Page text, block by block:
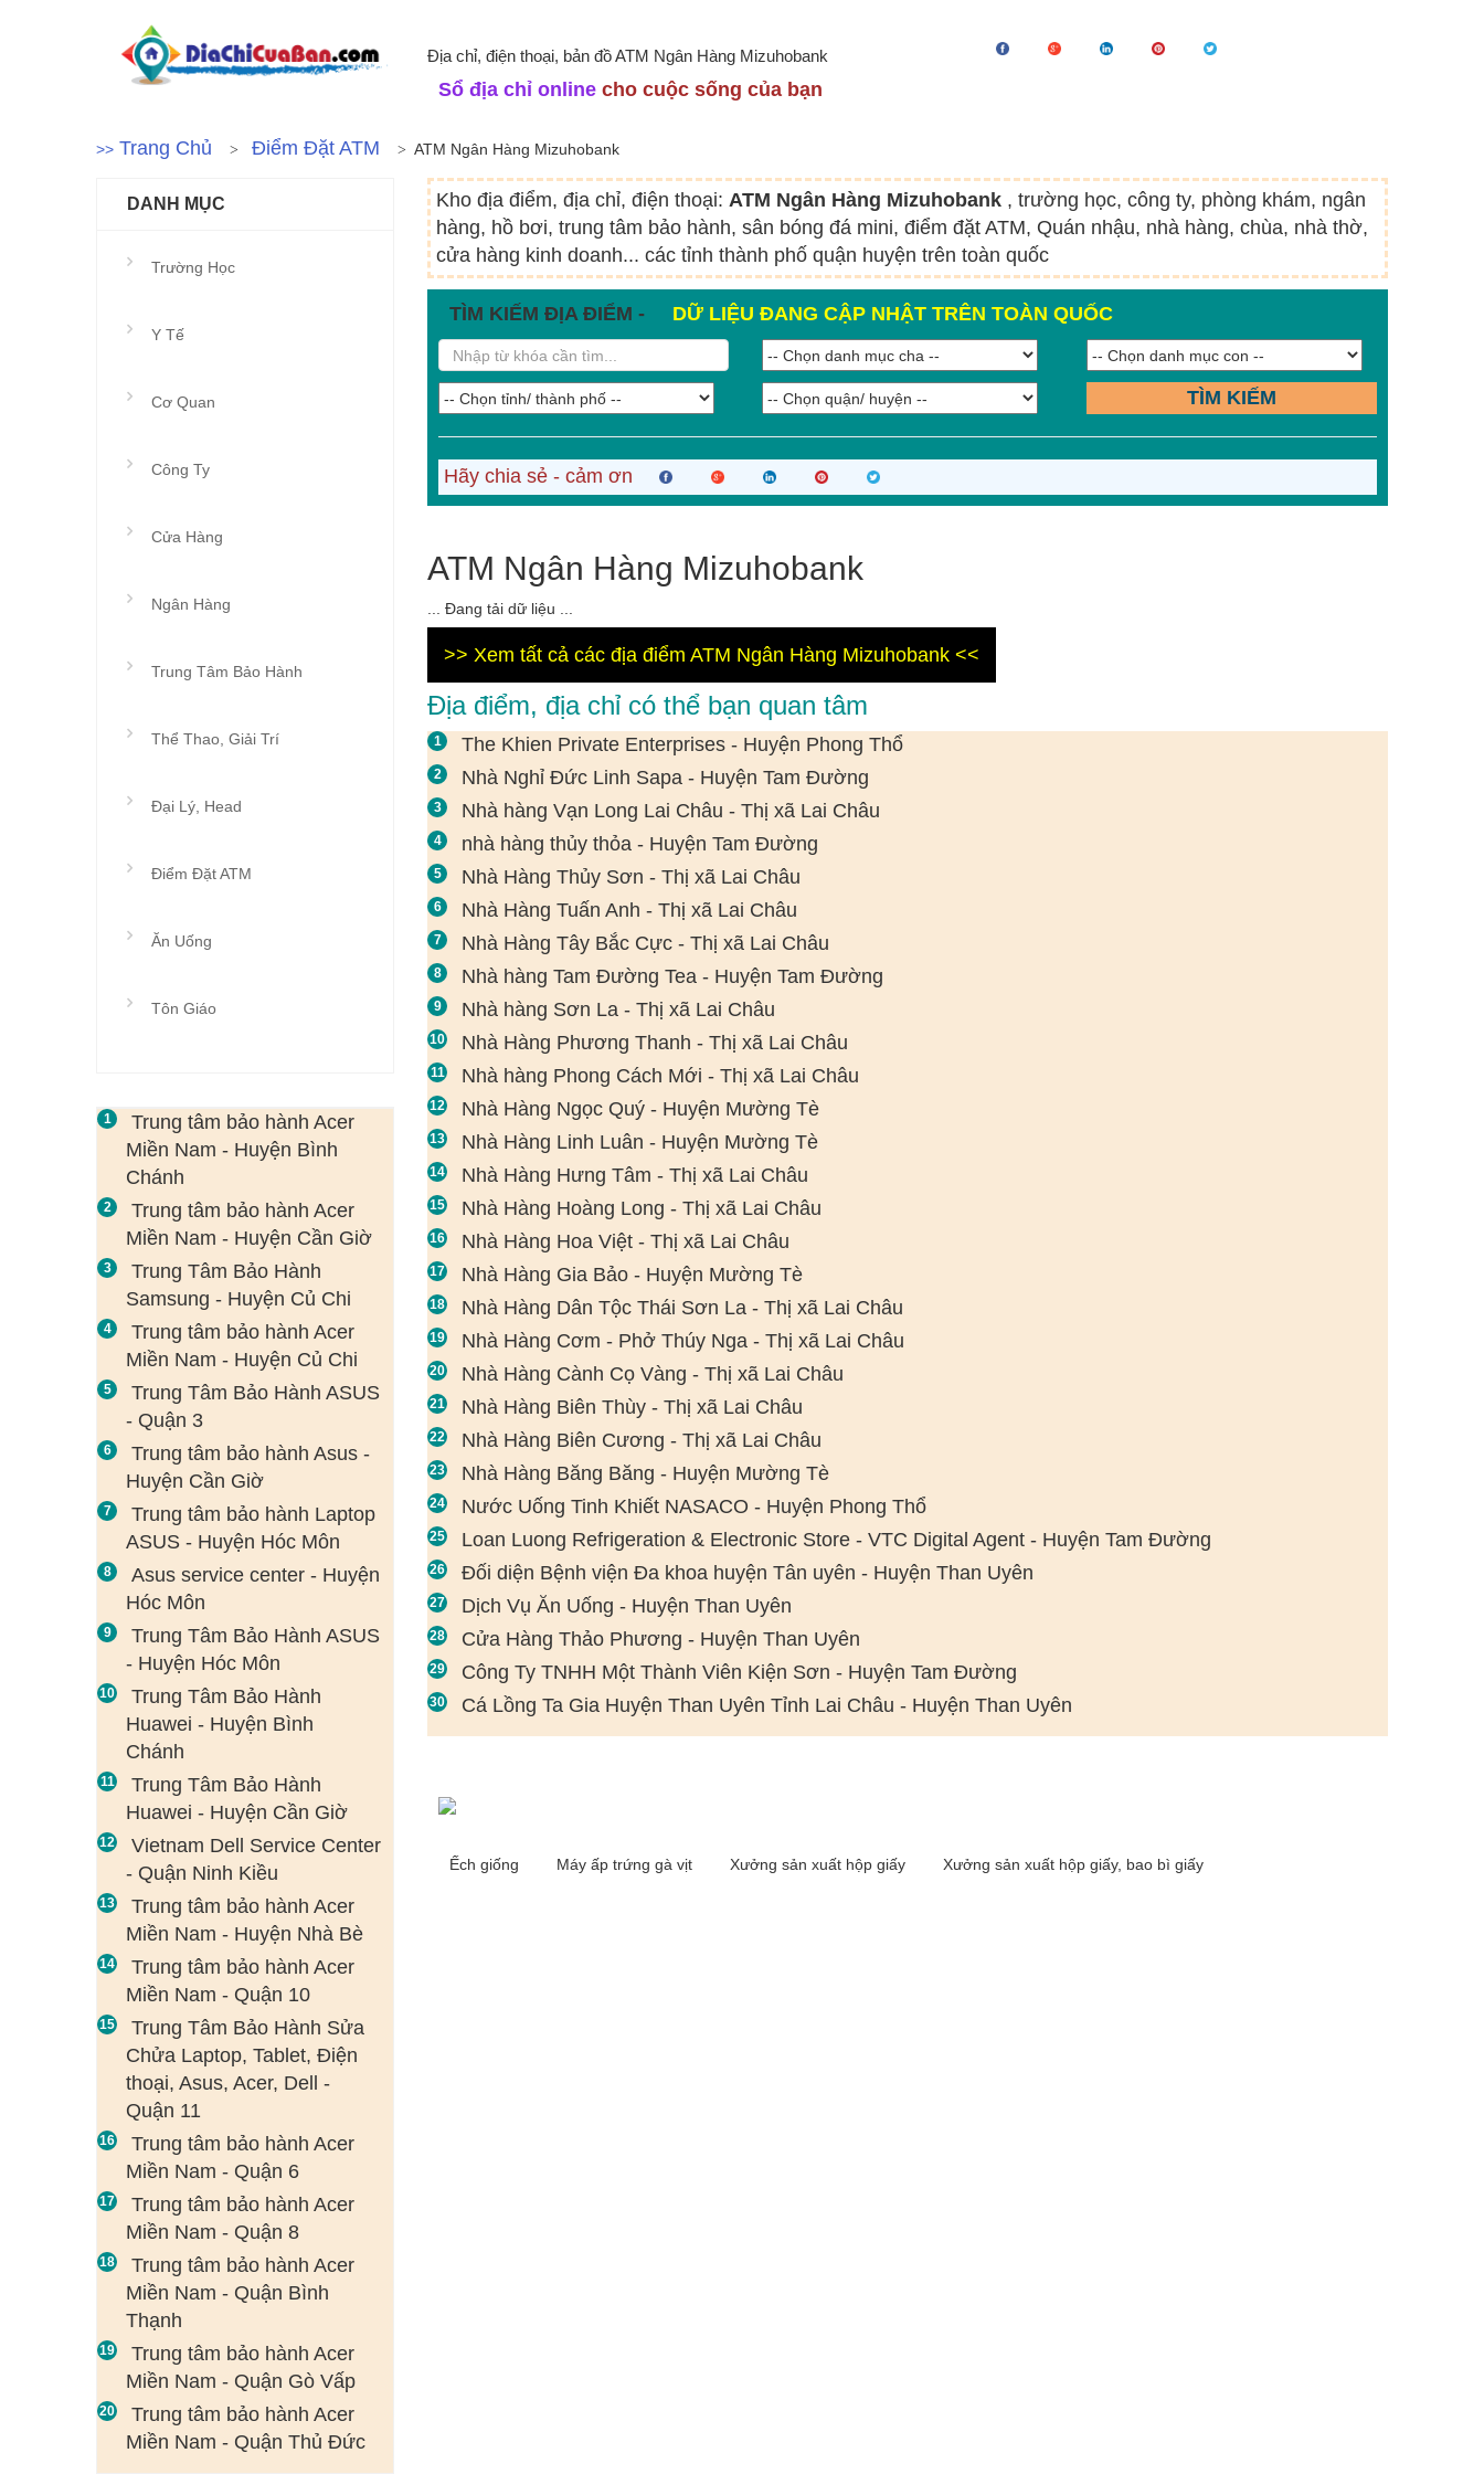
Địa chỉ, điện thoại, bản đồ ATM Ngân Hàng Mizuhobank
Sổ địa chỉ online cho cuộc sống của bạn
>> Trang Chủ Điểm Đặt ATM ATM Ngân Hàng Mizuhobank
Kho địa điểm, địa chỉ, điện thoại: ATM Ngân Hàng Mizuhobank , trường học, công ty, phòng khám, ngân
hàng, hồ bơi, trung tâm bảo hành, sân bóng đá mini, điểm đặt ATM, Quán nhậu, nhà hàng, chùa, nhà thờ,
cửa hàng kinh doanh... các tỉnh thành phố quận huyện trên toàn quốc
TÌM KIẾM ĐỊA ĐIỂM - DỮ LIỆU ĐANG CẬP NHẬT TRÊN TOÀN QUỐC
TÌM KIẾM
Hãy chia sẻ - cảm ơn
ATM Ngân Hàng Mizuhobank
... Đang tải dữ liệu ...
>> Xem tất cả các địa điểm ATM Ngân Hàng Mizuhobank <<
Địa điểm, địa chỉ có thể bạn quan tâm
The Khien Private Enterprises - Huyện Phong Thổ
Nhà Nghỉ Đức Linh Sapa - Huyện Tam Đường
Nhà hàng Vạn Long Lai Châu - Thị xã Lai Châu
nhà hàng thủy thỏa - Huyện Tam Đường
Nhà Hàng Thủy Sơn - Thị xã Lai Châu
Nhà Hàng Tuấn Anh - Thị xã Lai Châu
Nhà Hàng Tây Bắc Cực - Thị xã Lai Châu
Nhà hàng Tam Đường Tea - Huyện Tam Đường
Nhà hàng Sơn La - Thị xã Lai Châu
Nhà Hàng Phương Thanh - Thị xã Lai Châu
Nhà hàng Phong Cách Mới - Thị xã Lai Châu
Nhà Hàng Ngọc Quý - Huyện Mường Tè
Nhà Hàng Linh Luân - Huyện Mường Tè
Nhà Hàng Hưng Tâm - Thị xã Lai Châu
Nhà Hàng Hoàng Long - Thị xã Lai Châu
Nhà Hàng Hoa Việt - Thị xã Lai Châu
Nhà Hàng Gia Bảo - Huyện Mường Tè
Nhà Hàng Dân Tộc Thái Sơn La - Thị xã Lai Châu
Nhà Hàng Cơm - Phở Thúy Nga - Thị xã Lai Châu
Nhà Hàng Cành Cọ Vàng - Thị xã Lai Châu
Nhà Hàng Biên Thùy - Thị xã Lai Châu
Nhà Hàng Biên Cương - Thị xã Lai Châu
Nhà Hàng Băng Băng - Huyện Mường Tè
Nước Uống Tinh Khiết NASACO - Huyện Phong Thổ
Loan Luong Refrigeration & Electronic Store - VTC Digital Agent - Huyện Tam Đường
Đối diện Bệnh viện Đa khoa huyện Tân uyên - Huyện Than Uyên
Dịch Vụ Ăn Uống - Huyện Than Uyên
Cửa Hàng Thảo Phương - Huyện Than Uyên
Công Ty TNHH Một Thành Viên Kiện Sơn - Huyện Tam Đường
Cá Lồng Ta Gia Huyện Than Uyên Tỉnh Lai Châu - Huyện Than Uyên
Ếch giống Máy ấp trứng gà vịt Xưởng sản xuất hộp giấy Xưởng sản xuất hộp giấy, bao bì giấy
DANH MỤC
Trường Học
Y Tế
Cơ Quan
Công Ty
Cửa Hàng
Ngân Hàng
Trung Tâm Bảo Hành
Thể Thao, Giải Trí
Đại Lý, Head
Điểm Đặt ATM
Ăn Uống
Tôn Giáo
Trung tâm bảo hành Acer
Miền Nam - Huyện Bình
Chánh
Trung tâm bảo hành Acer
Miền Nam - Huyện Cần Giờ
Trung Tâm Bảo Hành
Samsung - Huyện Củ Chi
Trung tâm bảo hành Acer
Miền Nam - Huyện Củ Chi
Trung Tâm Bảo Hành ASUS
- Quận 3
Trung tâm bảo hành Asus -
Huyện Cần Giờ
Trung tâm bảo hành Laptop
ASUS - Huyện Hóc Môn
Asus service center - Huyện
Hóc Môn
Trung Tâm Bảo Hành ASUS
- Huyện Hóc Môn
Trung Tâm Bảo Hành
Huawei - Huyện Bình
Chánh
Trung Tâm Bảo Hành
Huawei - Huyện Cần Giờ
Vietnam Dell Service Center
- Quận Ninh Kiều
Trung tâm bảo hành Acer
Miền Nam - Huyện Nhà Bè
Trung tâm bảo hành Acer
Miền Nam - Quận 10
Trung Tâm Bảo Hành Sửa
Chửa Laptop, Tablet, Điện
thoại, Asus, Acer, Dell -
Quận 11
Trung tâm bảo hành Acer
Miền Nam - Quận 6
Trung tâm bảo hành Acer
Miền Nam - Quận 8
Trung tâm bảo hành Acer
Miền Nam - Quận Bình
Thạnh
Trung tâm bảo hành Acer
Miền Nam - Quận Gò Vấp
Trung tâm bảo hành Acer
Miền Nam - Quận Thủ Đức